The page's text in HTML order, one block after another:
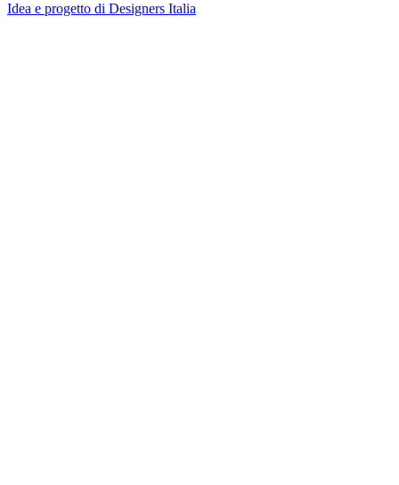
Idea e progetto di Designers Italia